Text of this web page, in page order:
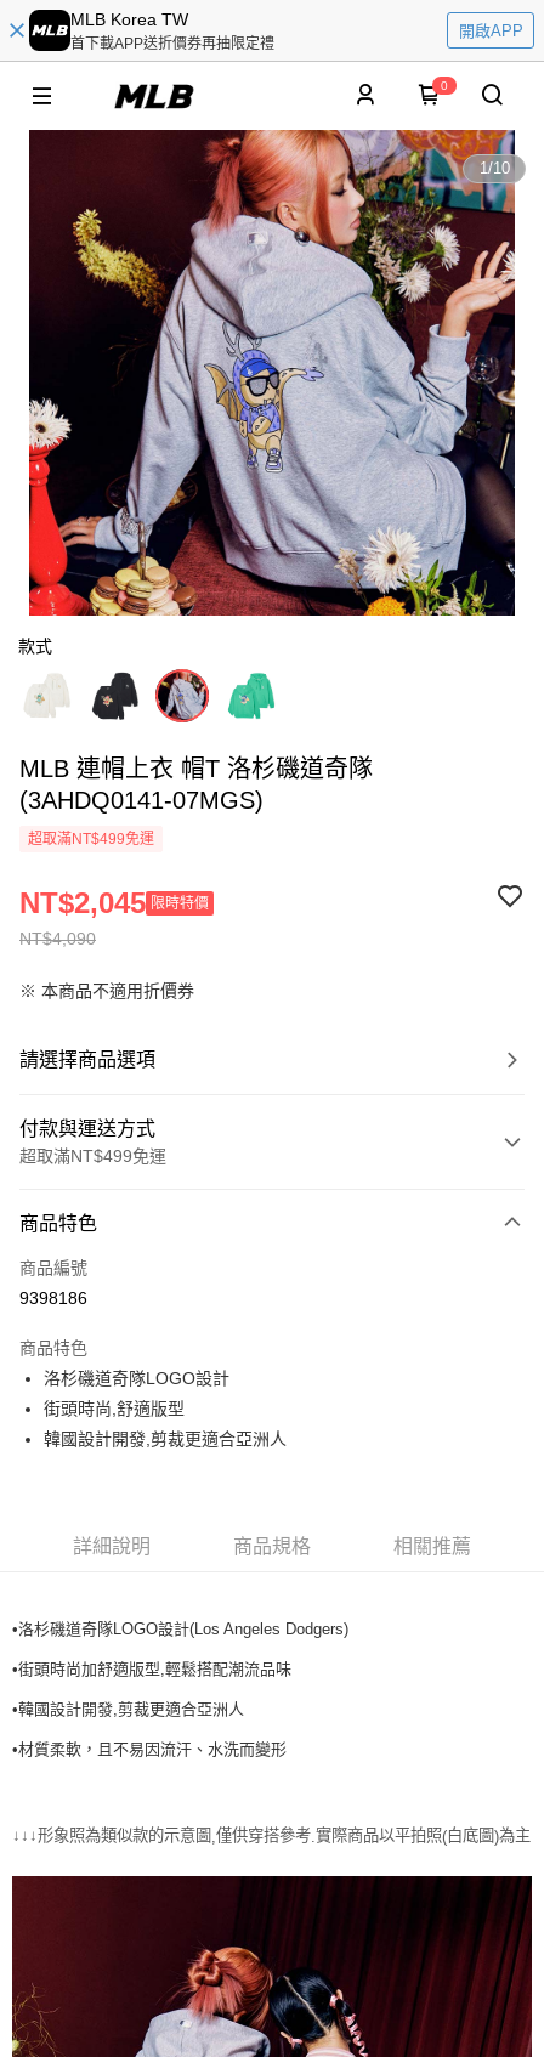
MLB Korea TW
首下載APP送折價券再抽限定禮
開啟APP
0
1/10
款式
MLB 連帽上衣 帽T 洛杉磯道奇隊
(3AHDQ0141-07MGS)
超取滿NT$499免運
NT$4,090
NT$2,045 限時特價
※ 本商品不適用折價券
請選擇商品選項
付款與運送方式
超取滿NT$499免運
信用卡一次付款
超商取貨付款
Apple Pay
街口支付
全家取貨付款<未取貨列黑名單/不支援離島取退>
全家取貨<不支援離島取退>
每筆NT$60，滿NT$499(含以上)免運費
7-11取貨付款<未取貨列黑名單/不支援離島取退>
每筆NT$60，滿NT$499(含以上)免運費
每筆NT$60，滿NT$499(含以上)免運費
宅配滿699免運
商品特色
商品編號
9398186
商品特色
洛杉磯道奇隊LOGO設計
街頭時尚,舒適版型
韓國設計開發,剪裁更適合亞洲人
詳細說明 商品規格 相關推薦
•洛杉磯道奇隊LOGO設計(Los Angeles Dodgers)
•街頭時尚加舒適版型,輕鬆搭配潮流品味
•韓國設計開發,剪裁更適合亞洲人
•材質柔軟，且不易因流汗、水洗而變形
↓↓↓形象照為類似款的示意圖 僅供穿搭參考 實際商品以平拍照(白底圖)為主